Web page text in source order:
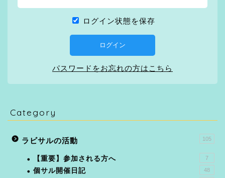
ログイン状態を保存
パスワードをお忘れの方はこちら
Category
ラビサルの活動 105
【重要】参加される方へ 7
個サル開催日記 48